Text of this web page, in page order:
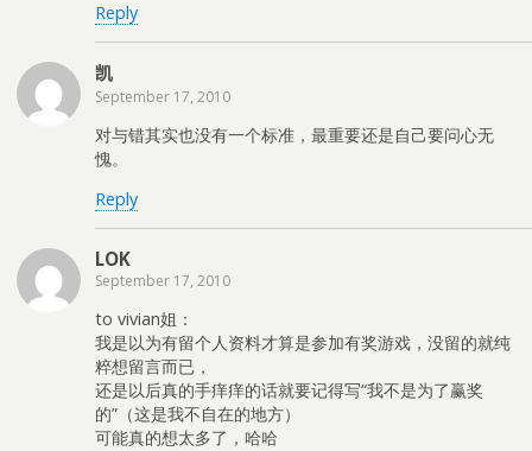
Reply
凯
September 17, 2010
对与错其实也没有一个标准，最重要还是自己要问心无
愧。
Reply
LOK
September 17, 2010
to vivian姐：
我是以为有留个人资料才算是参加有奖游戏，没留的就纯
粹想留言而已，
还是以后真的手痒痒的话就要记得写“我不是为了赢奖
的”（这是我不自在的地方）
可能真的想太多了，哈哈